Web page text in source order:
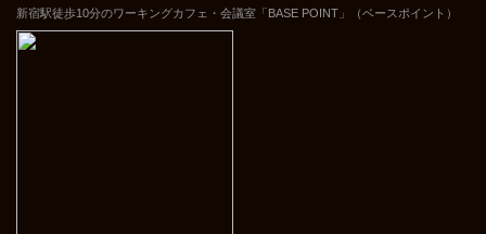
新宿駅徒歩10分のワーキングカフェ・会議室「BASE POINT」（ベースポイント）